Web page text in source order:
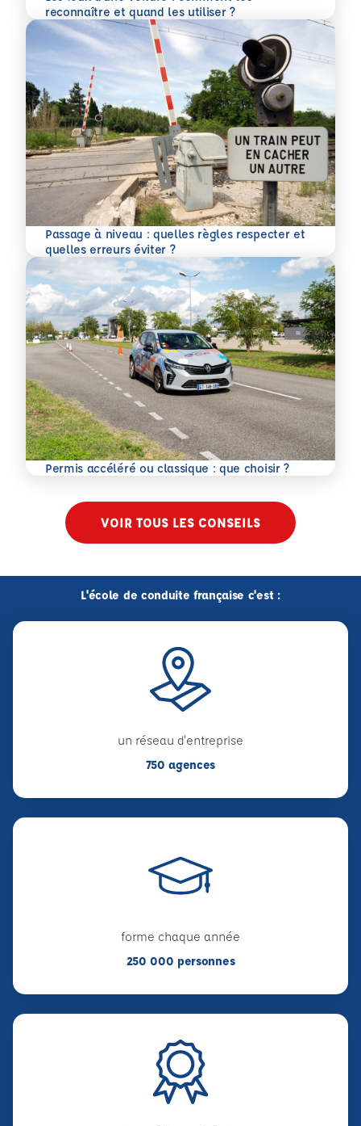
reconnaître et quand les utiliser ?
En savoir plus
Passage à niveau : quelles règles respecter et
quelles erreurs éviter ?
En savoir plus
Permis accéléré ou classique : que choisir ?
En savoir plus
VOIR TOUS LES CONSEILS
L'école de conduite française c'est :
un réseau d'entreprise
750 agences
forme chaque année
250 000 personnes